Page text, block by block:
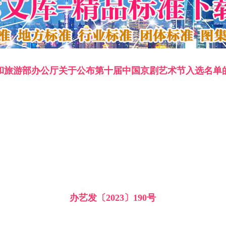
旅游部办公厅关于公布第十届中国京剧艺术节入选名单
办艺发〔2023〕190号